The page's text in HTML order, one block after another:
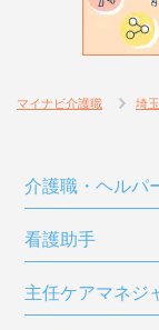
マイナビ介護職 埼
介護職・ヘルパ
看護助手
主任ケアマネジ